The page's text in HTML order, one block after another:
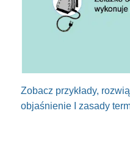
Zobacz przykłady,
objaśnienie I zasady